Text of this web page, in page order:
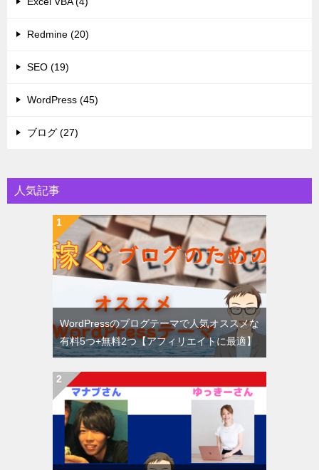
Redmine (20)
SEO (19)
WordPress (45)
ブログ (27)
人気記事
WordPressのブログテーマで人気オススメな
有料5つ+無料2つ【アフィリエイトに最適】